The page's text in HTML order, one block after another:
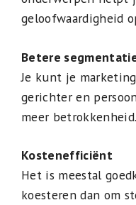
geloofwaardigheid
Betere
Je kunt je
gerichter en
meer betrokkenheid.
Kostenefficiënt
Het is meestal
koesteren dan om